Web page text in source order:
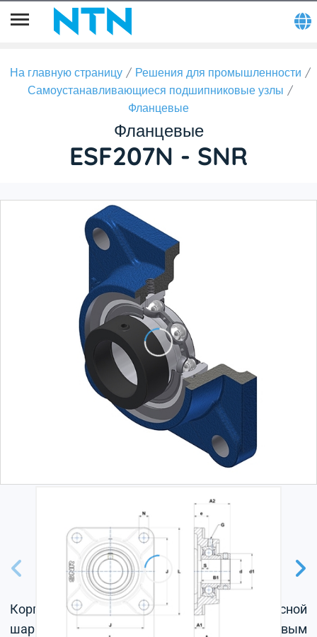
На главную страницу
Решения для промышленности
Самоустанавливающиеся подшипниковые узлы
Фланцевые
Фланцевые
ESF207N - SNR
Корпус из серого чугуна, радиальный корпусной
шарикоподшипник с эксцентриковым